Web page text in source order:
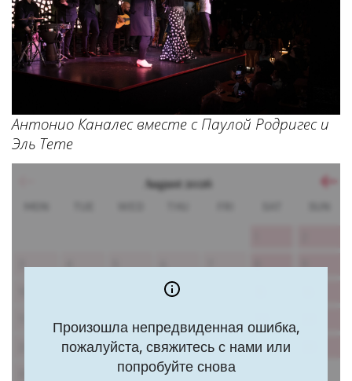
Антонио Каналес вместе с Паулой Родригес и
Эль Тете